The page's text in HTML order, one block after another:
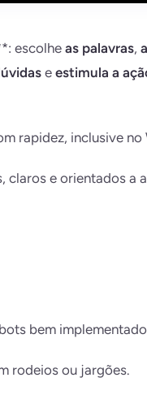
escolhe as palavras,
e estimula a
rapidez, inclusive no
claros e orientados a
bem
rodeios ou jargões.